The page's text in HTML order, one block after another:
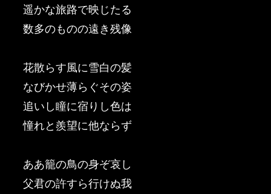
遥かな旅路で映じたる
数多のものの遠き残像
花散らす風に雪白の髪
なびかせ薄らぐその姿
追いし瞳に宿りし色は
憧れと羨望に他ならず
ああ籠の鳥の身ぞ哀し
父君の許すら行けぬ我